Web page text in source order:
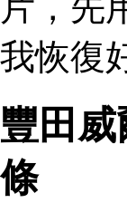
我恢復
豐田
條